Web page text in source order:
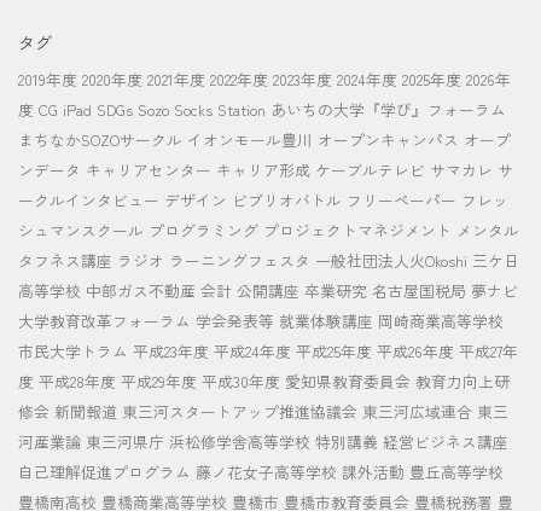
タグ
2019年度 2020年度 2021年度 2022年度 2023年度 2024年度 2025年度 2026年
度 CG iPad SDGs Sozo Socks Station あいちの大学『学び』フォーラム
まちなかSOZOサークル イオンモール豊川 オープンキャンパス オープ
ンデータ キャリアセンター キャリア形成 ケーブルテレビ サマカレ サ
ークルインタビュー デザイン ビブリオバトル フリーペーパー フレッ
シュマンスクール プログラミング プロジェクトマネジメント メンタル
タフネス講座 ラジオ ラーニングフェスタ 一般社団法人火Okoshi 三ケ日
高等学校 中部ガス不動産 会計 公開講座 卒業研究 名古屋国税局 夢ナビ
大学教育改革フォーラム 学会発表等 就業体験講座 岡崎商業高等学校
市民大学トラム 平成23年度 平成24年度 平成25年度 平成26年度 平成27年
度 平成28年度 平成29年度 平成30年度 愛知県教育委員会 教育力向上研
修会 新聞報道 東三河スタートアップ推進協議会 東三河広域連合 東三
河産業論 東三河県庁 浜松修学舎高等学校 特別講義 経営ビジネス講座
自己理解促進プログラム 藤ノ花女子高等学校 課外活動 豊丘高等学校
豊橋南高校 豊橋商業高等学校 豊橋市 豊橋市教育委員会 豊橋税務署 豊